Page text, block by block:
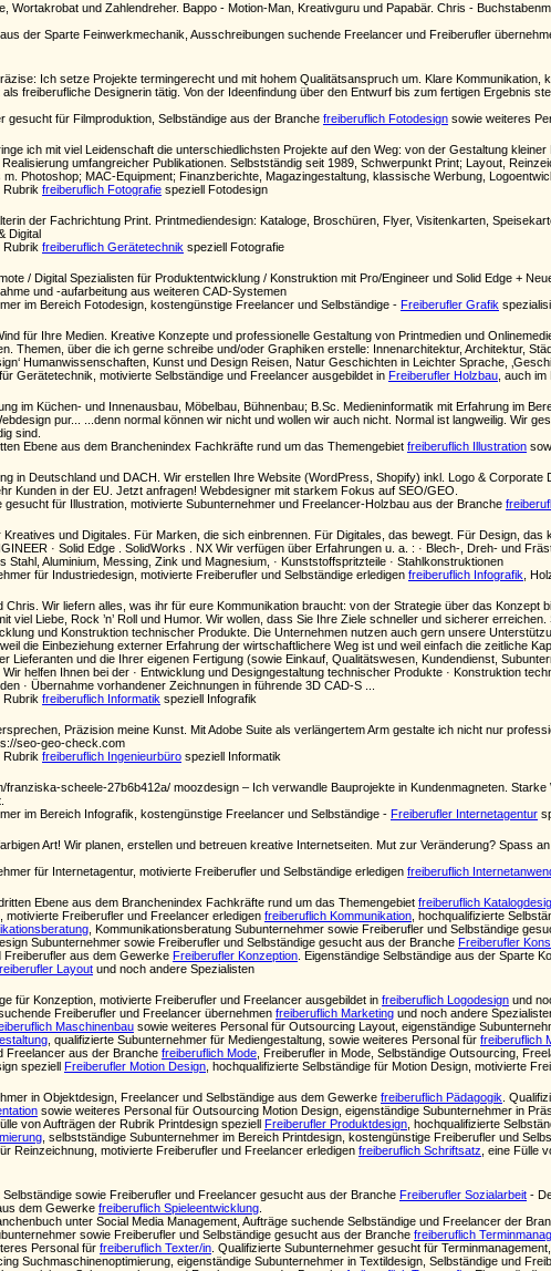
Wortakrobat und Zahlendreher. Bappo - Motion-Man, Kreativguru und Papabär. Chris -
der Sparte Feinwerkmechanik, Ausschreibungen suchende Freelancer und Freiberufler
Ich setze Projekte termingerecht und mit hohem Qualitätsanspruch um. Klare Kommunikation,
freiberufliche Designerin tätig. Von der Ideenfindung über den Entwurf bis zum fertigen Ergebnis
gesucht für Filmproduktion, Selbständige aus der Branche freiberuflich Fotodesign sowie weiteres
ich mit viel Leidenschaft die unterschiedlichsten Projekte auf den Weg: von der Gestaltung
umfangreicher Publikationen. Selbstständig seit 1989, Schwerpunkt Print; Layout,
Photoshop; MAC-Equipment; Finanzberichte, Magazingestaltung, klassische Werbung,
Rubrik freiberuflich Fotografie speziell Fotodesign
der Fachrichtung Print. Printmediendesign: Kataloge, Broschüren, Flyer, Visitenkarten,
Digital
Rubrik freiberuflich Gerätetechnik speziell Fotografie
/ Digital Spezialisten für Produktentwicklung / Konstruktion mit Pro/Engineer und Solid Edge +
und -aufarbeitung aus weiteren CAD-Systemen
im Bereich Fotodesign, kostengünstige Freelancer und Selbständige - Freiberufler Grafik
für Ihre Medien. Kreative Konzepte und professionelle Gestaltung von Printmedien und
Themen, über die ich gerne schreibe und/oder Graphiken erstelle: Innenarchitektur, Architektur,
Humanwissenschaften, Kunst und Design Reisen, Natur Geschichten in Leichter Sprache,
Gerätetechnik, motivierte Selbständige und Freelancer ausgebildet in Freiberufler Holzbau , auch
im Küchen- und Innenausbau, Möbelbau, Bühnenbau; B.Sc. Medieninformatik mit Erfahrung im
pur... ...denn normal können wir nicht und wollen wir auch nicht. Normal ist langweilig. Wir
sind.
Ebene aus dem Branchenindex Fachkräfte rund um das Themengebiet freiberuflich Illustration
in Deutschland und DACH. Wir erstellen Ihre Website (WordPress, Shopify) inkl. Logo &
Kunden in der EU. Jetzt anfragen! Webdesigner mit starkem Fokus auf SEO/GEO.
gesucht für Illustration, motivierte Subunternehmer und Freelancer-Holzbau aus der Branche
und Digitales. Für Marken, die sich einbrennen. Für Digitales, das bewegt. Für Design, das
· Solid Edge . SolidWorks . NX Wir verfügen über Erfahrungen u. a. : · Blech-, Dreh- und
Stahl, Aluminium, Messing, Zink und Magnesium, · Kunststoffspritzteile · Stahlkonstruktionen
für Industriedesign, motivierte Freiberufler und Selbständige erledigen freiberuflich Infografik ,
Chris. Wir liefern alles, was ihr für eure Kommunikation braucht: von der Strategie über das
viel Liebe, Rock ’n’ Roll und Humor. Wir wollen, dass Sie Ihre Ziele schneller und sicherer
und Konstruktion technischer Produkte. Die Unternehmen nutzen auch gern unsere
die Einbeziehung externer Erfahrung der wirtschaftlichere Weg ist und weil einfach die zeitliche
Lieferanten und die Ihrer eigenen Fertigung (sowie Einkauf, Qualitätswesen, Kundendienst,
helfen Ihnen bei der · Entwicklung und Designgestaltung technischer Produkte · Konstruktion
· Übernahme vorhandener Zeichnungen in führende 3D CAD-S ...
Rubrik freiberuflich Informatik speziell Infografik
Präzision meine Kunst. Mit Adobe Suite als verlängertem Arm gestalte ich nicht nur
seo-geo-check.com
Rubrik freiberuflich Ingenieurbüro speziell Informatik
franziska-scheele-27b6b412a/ moozdesign – Ich verwandle Bauprojekte in Kundenmagneten.
im Bereich Infografik, kostengünstige Freelancer und Selbständige - Freiberufler Internetagentur
Art! Wir planen, erstellen und betreuen kreative Internetseiten. Mut zur Veränderung? Spass
für Internetagentur, motivierte Freiberufler und Selbständige erledigen freiberuflich
Ebene aus dem Branchenindex Fachkräfte rund um das Themengebiet freiberuflich
motivierte Freiberufler und Freelancer erledigen freiberuflich Kommunikation , hochqualifizierte
, Kommunikationsberatung Subunternehmer sowie Freiberufler und Selbständige
Subunternehmer sowie Freiberufler und Selbständige gesucht aus der Branche Freiberufler
Freiberufler aus dem Gewerke Freiberufler Konzeption . Eigenständige Selbständige aus der Sparte
Layout und noch andere Spezialisten
für Konzeption, motivierte Freiberufler und Freelancer ausgebildet in freiberuflich Logodesign und
Freiberufler und Freelancer übernehmen freiberuflich Marketing und noch andere
Maschinenbau sowie weiteres Personal für Outsourcing Layout, eigenständige
, qualifizierte Subunternehmer für Mediengestaltung, sowie weiteres Personal für freiberuflich
Freelancer aus der Branche freiberuflich Mode , Freiberufler in Mode, Selbständige Outsourcing,
speziell Freiberufler Motion Design , hochqualifizierte Selbständige für Motion Design, motivierte
in Objektdesign, Freelancer und Selbständige aus dem Gewerke freiberuflich Pädagogik .
sowie weiteres Personal für Outsourcing Motion Design, eigenständige Subunternehmer in
von Aufträgen der Rubrik Printdesign speziell Freiberufler Produktdesign , hochqualifizierte
, selbstständige Subunternehmer im Bereich Printdesign, kostengünstige Freiberufler und
Reinzeichnung, motivierte Freiberufler und Freelancer erledigen freiberuflich Schriftsatz , eine Fülle
Selbständige sowie Freiberufler und Freelancer gesucht aus der Branche Freiberufler Sozialarbeit -
dem Gewerke freiberuflich Spieleentwicklung
unter Social Media Management, Aufträge suchende Selbständige und Freelancer der
sowie Freiberufler und Selbständige gesucht aus der Branche freiberuflich
Personal für freiberuflich Texter/in . Qualifizierte Subunternehmer gesucht für
Suchmaschinenoptimierung, eigenständige Subunternehmer in Textildesign, Selbständige und